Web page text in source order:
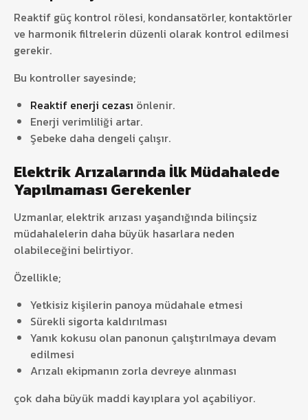
Reaktif güç kontrol rölesi, kondansatörler, kontaktörler
ve harmonik filtrelerin düzenli olarak kontrol edilmesi
gerekir.
Bu kontroller sayesinde;
Reaktif enerji cezası önlenir.
Enerji verimliliği artar.
Şebeke daha dengeli çalışır.
Elektrik Arızalarında İlk Müdahalede
Yapılmaması Gerekenler
Uzmanlar, elektrik arızası yaşandığında bilinçsiz
müdahalelerin daha büyük hasarlara neden
olabileceğini belirtiyor.
Özellikle;
Yetkisiz kişilerin panoya müdahale etmesi
Sürekli sigorta kaldırılması
Yanık kokusu olan panonun çalıştırılmaya devam
edilmesi
Arızalı ekipmanın zorla devreye alınması
çok daha büyük maddi kayıplara yol açabiliyor.